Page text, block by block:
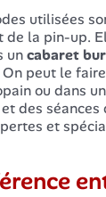
utilisées
de la pin-up.
uncabaret
On peut le
ou dans
des
et